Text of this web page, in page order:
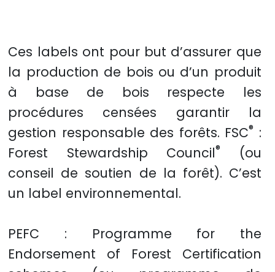
Ces labels ont pour but d’assurer que
la production de bois ou d’un produit
à base de bois respecte les
procédures censées garantir la
gestion responsable des forêts. FSC® :
Forest Stewardship Council®
(ou
conseil de soutien de la forêt). C’est
un label environnemental.
PEFC : Programme for the
Endorsement of Forest Certification